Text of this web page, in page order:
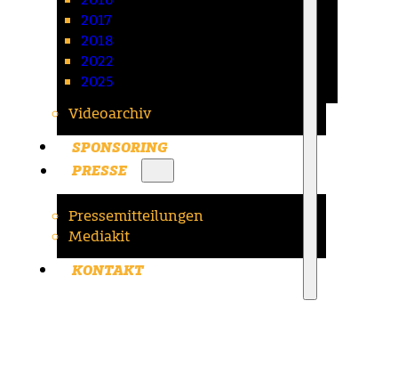
2017
2018
2022
2025
Videoarchiv
SPONSORING
PRESSE
Pressemitteilungen
Mediakit
KONTAKT